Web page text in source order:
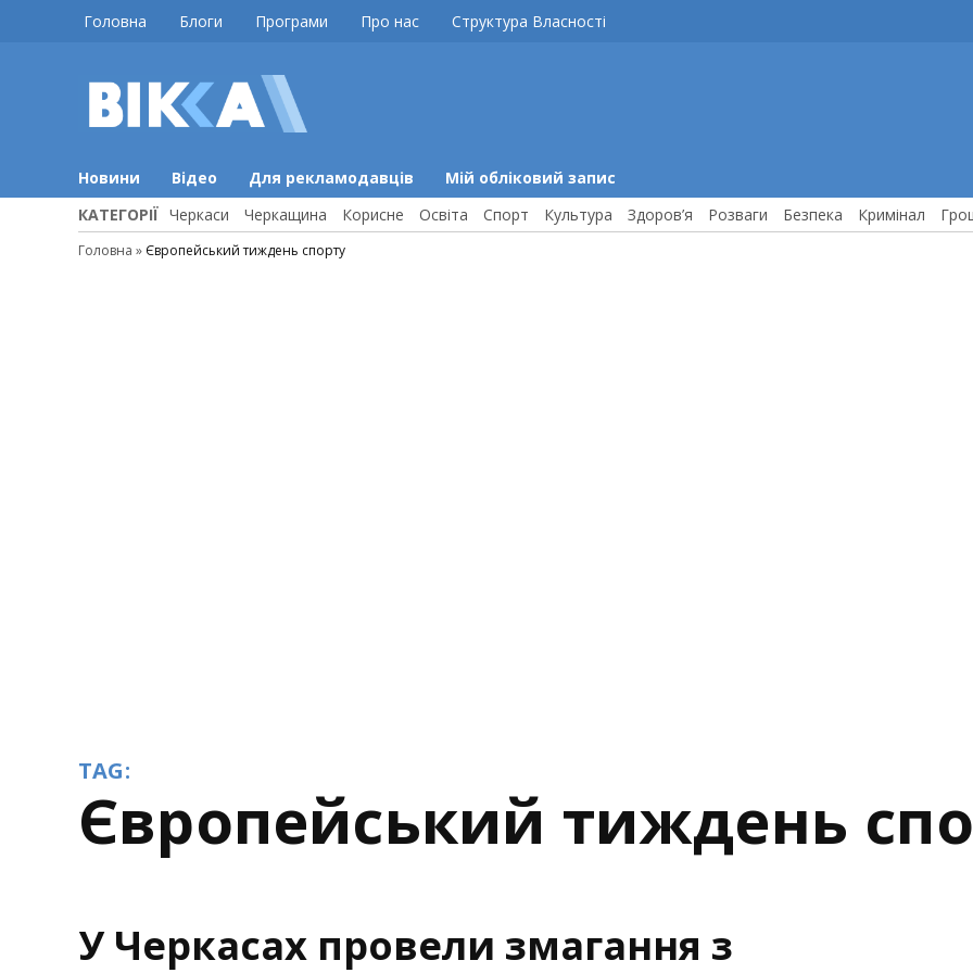
Головна Блоги Програми Про нас Структура Власності
Новини Відео Для рекламодавців
Мій обліковий запис
КАТЕГОРІЇ Черкаси Черкащина Корисне Освіта Спорт Культура Здоров’я Розваги Безпека Кримінал
Головна » Європейський тиждень спорту
TAG:
Європейський тиждень
У Черкасах провели змагання з